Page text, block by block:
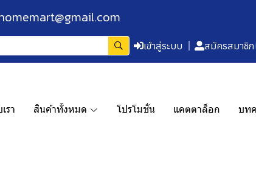
เข้าสู่ระบบ สมัครสมาชิก
รา สินค้าทั้งหมด โปรโมชั่น แคตตาล็อก บท